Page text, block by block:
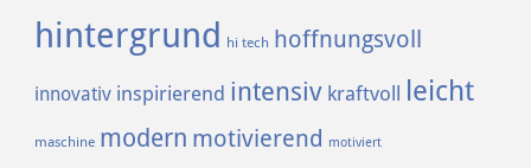
hintergrund hi tech hoffnungsvoll
innovativ inspirierend intensiv kraftvoll leicht
maschine modern motivierend motiviert